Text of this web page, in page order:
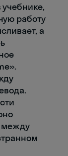
работу
а
между